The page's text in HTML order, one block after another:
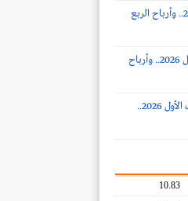
أرباح أكوا باور 653.2 مليون ريال بنهاية النصف الأول 2026.. وأرباح الربع
أرباح سينومي سنترز 588.2 مليون ريال بنهاية النصف الأول 2026.. وأرباح
أرباح أسمنت ينبع 68.8 مليون ريال (+34%) بنهاية النصف الأول 2026..
10.83